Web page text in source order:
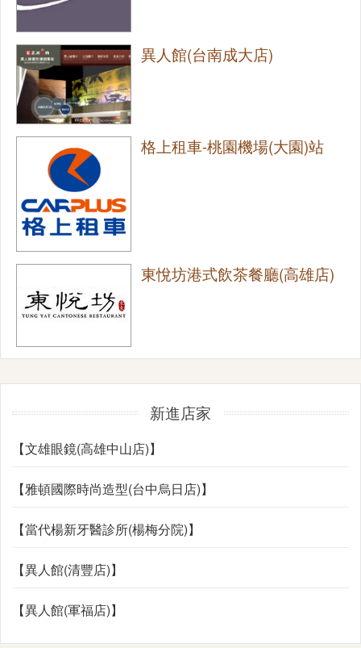
異人館(台南成大店)
格上租車-桃園機場(大園)站
東悅坊港式飲茶餐廳(高雄店)
新進店家
【文雄眼鏡(高雄中山店)】
【雅頓國際時尚造型(台中烏日店)】
【當代楊新牙醫診所(楊梅分院)】
【異人館(清豐店)】
【異人館(軍福店)】